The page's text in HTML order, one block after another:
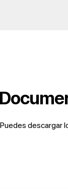
Puedes descargar